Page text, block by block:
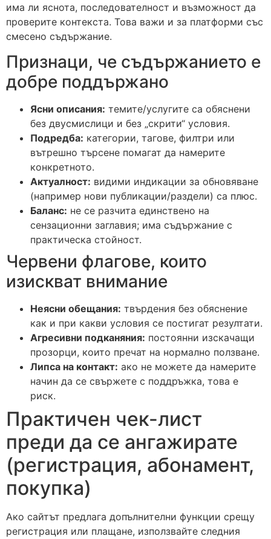
има ли яснота, последователност и възможност да
проверите контекста. Това важи и за платформи със
смесено съдържание.
Признаци, че съдържанието е
добре поддържано
Ясни описания: темите/услугите са обяснени
без двусмислици и без „скрити“ условия.
Подредба: категории, тагове, филтри или
вътрешно търсене помагат да намерите
конкретното.
Актуалност: видими индикации за обновяване
(например нови публикации/раздели) са плюс.
Баланс: не се разчита единствено на
сензационни заглавия; има съдържание с
практическа стойност.
Червени флагове, които
изискват внимание
Неясни обещания: твърдения без обяснение
как и при какви условия се постигат резултати.
Агресивни подканяния: постоянни изскачащи
прозорци, които пречат на нормално ползване.
Липса на контакт: ако не можете да намерите
начин да се свържете с поддръжка, това е
риск.
Практичен чек-лист
преди да се ангажирате
(регистрация, абонамент,
покупка)
Ако сайтът предлага допълнителни функции срещу
регистрация или плащане, използвайте следния